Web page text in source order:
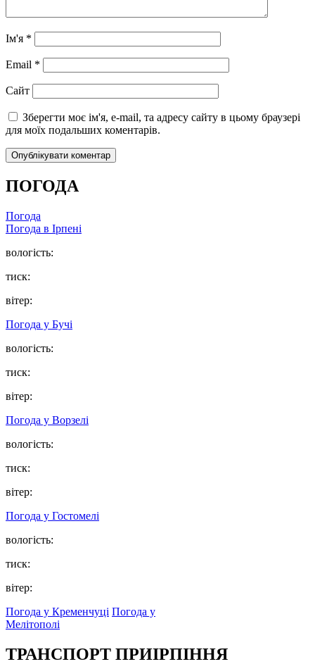
Ім'я *
Email *
Сайт
Зберегти моє ім'я, e-mail, та адресу сайту в цьому браузері
для моїх подальших коментарів.
ПОГОДА
Погода
Погода в Ірпені
вологість:
тиск:
вітер:
Погода у Бучі
вологість:
тиск:
вітер:
Погода у Ворзелі
вологість:
тиск:
вітер:
Погода у Гостомелі
вологість:
тиск:
вітер:
Погода у Кременчуці Погода у
Мелітополі
ТРАНСПОРТ ПРИІРПІННЯ